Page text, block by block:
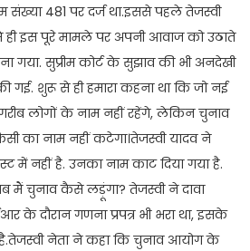
संख्या 481 पर दर्ज था.इससे पहले तेजस्वी
इस पूरे मामले पर अपनी आवाज को उठाते
गया. सुप्रीम कोर्ट के सुझाव की भी अनदेखी
शुरू से ही हमारा कहना था कि जो नई
लोगों के नाम नहीं रहेंगे, लेकिन चुनाव
का नाम नहीं कटेगा।तेजस्वी यादव ने
में नहीं है. उनका नाम काट दिया गया है.
मैं चुनाव कैसे लड़ूंगा? तेजस्वी ने दावा
के दौरान गणना प्रपत्र भी भरा था, इसके
नेता ने कहा कि चुनाव आयोग के